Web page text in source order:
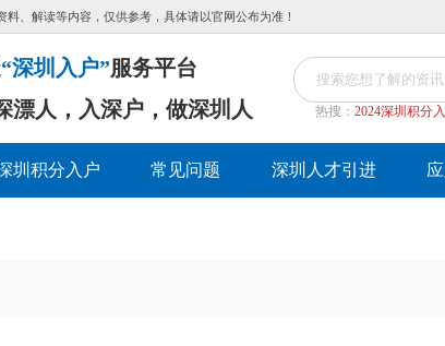
、解读等内容，仅供参考，具体请以官网公布为准！
“深圳入户”服务平台
漂人，入深户，做深圳人
热搜： 2024深圳积分
圳积分入户 常见问题 深圳人才引进